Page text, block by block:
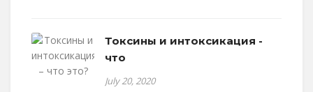
Токсины и интоксикация -
что
July 20, 2020